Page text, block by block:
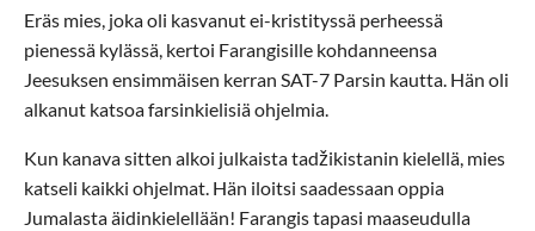
Eräs mies, joka oli kasvanut ei-kristityssä perheessä
pienessä kylässä, kertoi Farangisille kohdanneensa
Jeesuksen ensimmäisen kerran SAT-7 Parsin kautta. Hän oli
alkanut katsoa farsinkielisiä ohjelmia.
Kun kanava sitten alkoi julkaista tadžikistanin kielellä, mies
katseli kaikki ohjelmat. Hän iloitsi saadessaan oppia
Jumalasta äidinkielellään! Farangis tapasi maaseudulla